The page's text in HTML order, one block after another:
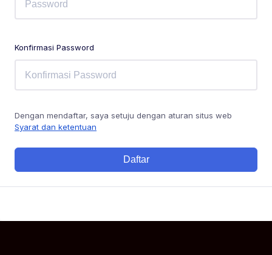
Konfirmasi Password
Dengan mendaftar, saya setuju dengan aturan situs web
Syarat dan ketentuan
Daftar